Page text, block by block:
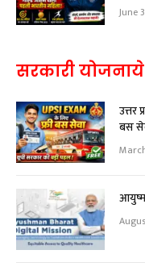
June
सरकारी योजनाये
उत्तर
बस